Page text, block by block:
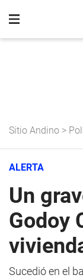
Sitio Andino >
ALERTA
Un
Godoy
Sucedió en el